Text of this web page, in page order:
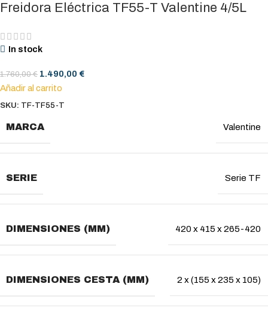
Freidora Eléctrica TF55-T Valentine 4/5L
In stock
1.760,00€ 1.490,00 €
Añadir al carrito
SKU: TF-TF55-T
MARCA Valentine
SERIE Serie TF
DIMENSIONES (MM) 420 x 415 x 265-420
DIMENSIONES CESTA (MM) 2 x (155 x 235 x 105)